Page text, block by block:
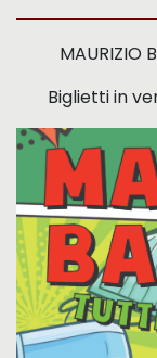
MAURIZIO
Biglietti in